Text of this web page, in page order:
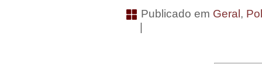
Publicado em Geral ,